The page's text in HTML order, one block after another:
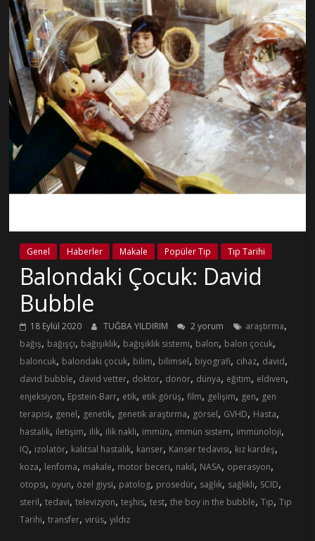
Genel Haberler Makale Popüler Tıp Tıp Tarihi
Balondaki Çocuk: David
Bubble
18 Eylül 2020 TUĞBA YILDIRIM 2 yorum araştırma,
bağış, bağışçı, bağışıklık, bağışıklık sistemi, balon, balon çocuk,
baloncuk, balondaki çocuk, bilim, bilimsel, biyografi, cihaz, david,
david bubble, david vetter, doktor, donör, dünya, eğitim, eldiven,
enjeksiyon, Epstein-Barr, etik, etik görüş,film, gelişim, gen, gen
terapisi, genel, genetik, genetik araştırma, görsel, GVHD, Hasta,
hastalık, iletişim, ilik, ilik nakli, immün, immün sistem, immünoloji,
IQ, izolatör, kalıtsal hastalık, kanser, Kanser tedavisi, kız kardeş,
koza, lenfoma, makale, motor beceri, nakil, NASA, operasyon,
otopsi, oyun, özel giysi, patolog, prosedür, sağlık, sağlıklı, SCID,
steril,tedavi,televizyon,teşhis,test,the boy in the bubble,Tıp,Tıp
Tarihi,transfer,virüs,yıldız